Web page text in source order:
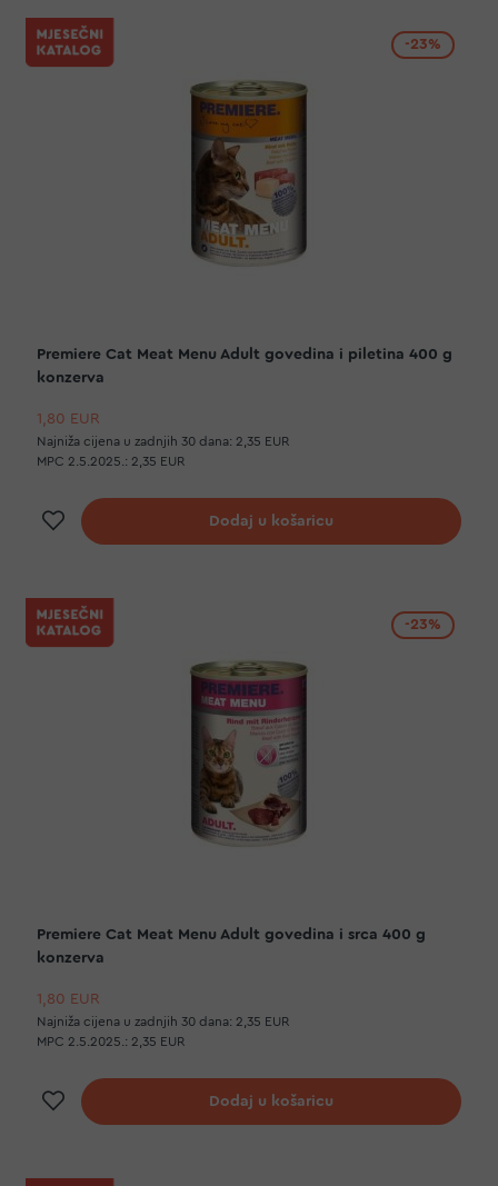
-23%
Premiere Cat Meat Menu Adult govedina i piletina 400 g
konzerva
1,80 EUR
Najniža cijena u zadnjih 30 dana: 2,35 EUR
MPC 2.5.2025.: 2,35 EUR
Dodaj na listu želja
Dodaj u košaricu
-23%
Premiere Cat Meat Menu Adult govedina i srca 400 g
konzerva
1,80 EUR
Najniža cijena u zadnjih 30 dana: 2,35 EUR
MPC 2.5.2025.: 2,35 EUR
Dodaj na listu želja
Dodaj u košaricu